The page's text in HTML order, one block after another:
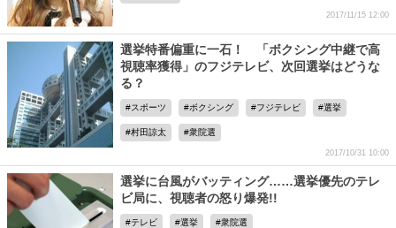
2017/11/15 12:00
選挙特番偏重に一石！ 「ボクシング中継で高
視聴率獲得」のフジテレビ、次回選挙はどうな
る？
スポーツ ボクシング フジテレビ 選挙
村田諒太 衆院選
2017/10/31 10:00
選挙に台風がバッティング……選挙優先のテレ
ビ局に、視聴者の怒り爆発!!
テレビ 選挙 衆院選